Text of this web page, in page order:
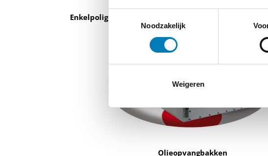
Noodzakelijk
Weigeren
Enkelpolige spanningstransformatoren binnen of
Olieopvangbakken